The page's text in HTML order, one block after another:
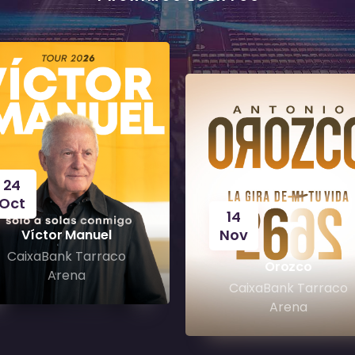
24
Oct
Víctor Manuel
CaixaBank Tarraco
Arena
14
Nov
Orozco
CaixaBank Tarraco
Arena